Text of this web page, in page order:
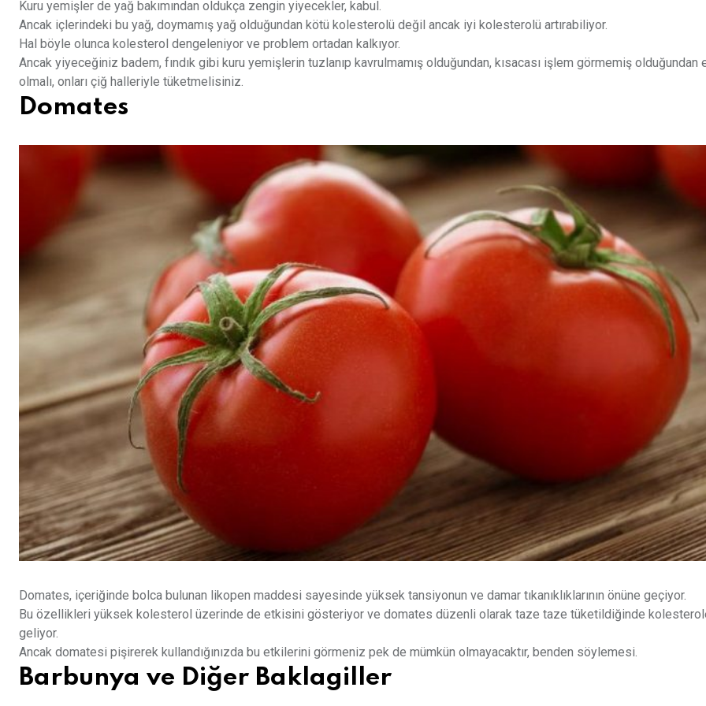
Kuru yemişler de yağ bakımından oldukça zengin yiyecekler, kabul.
Ancak içlerindeki bu yağ, doymamış yağ olduğundan kötü kolesterolü değil ancak iyi kolesterolü artırabiliyor.
Hal böyle olunca kolesterol dengeleniyor ve problem ortadan kalkıyor.
Ancak yiyeceğiniz badem, fındık gibi kuru yemişlerin tuzlanıp kavrulmamış olduğundan, kısacası işlem görmemiş olduğundan
olmalı, onları çiğ halleriyle tüketmelisiniz.
Domates
Domates, içeriğinde bolca bulunan likopen maddesi sayesinde yüksek tansiyonun ve damar tıkanıklıklarının önüne geçiyor.
Bu özellikleri yüksek kolesterol üzerinde de etkisini gösteriyor ve domates düzenli olarak taze taze tüketildiğinde
geliyor.
Ancak domatesi pişirerek kullandığınızda bu etkilerini görmeniz pek de mümkün olmayacaktır, benden söylemesi.
Barbunya ve Diğer Baklagiller